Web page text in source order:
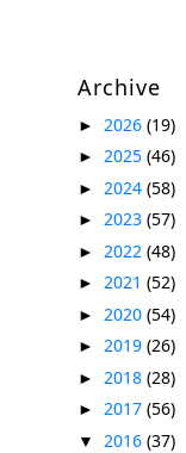
Archive
► 2026 (19)
► 2025 (46)
► 2024 (58)
► 2023 (57)
► 2022 (48)
► 2021 (52)
► 2020 (54)
► 2019 (26)
► 2018 (28)
► 2017 (56)
▼ 2016 (37)